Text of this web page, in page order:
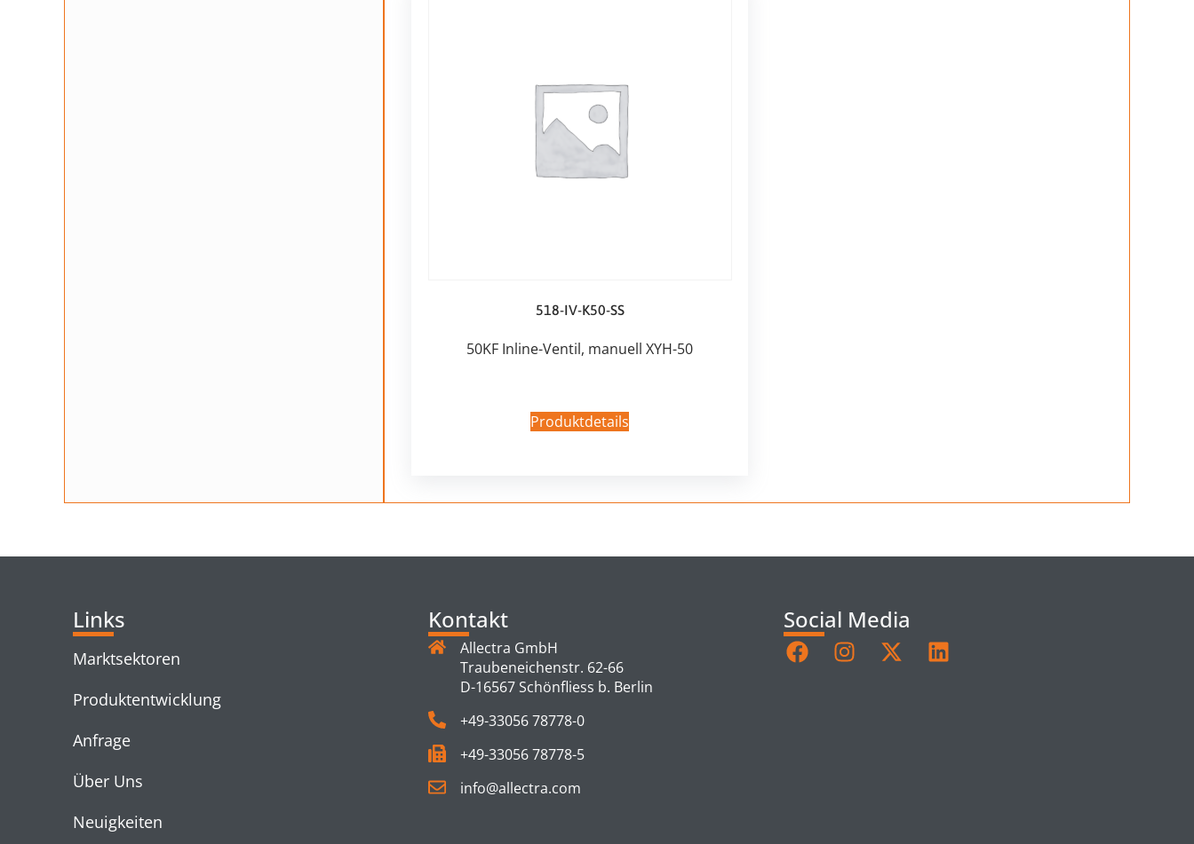
518-IV-K50-SS
50KF Inline-Ventil, manuell XYH-50
Produktdetails
Links
Marktsektoren
Produktentwicklung
Anfrage
Über Uns
Neuigkeiten
Kontakt
Allectra GmbH
Traubeneichenstr. 62-66
D-16567 Schönfliess b. Berlin
+49-33056 78778-0
+49-33056 78778-5
info@allectra.com
Social Media